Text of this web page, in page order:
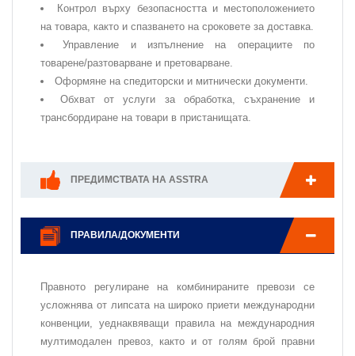
Контрол върху безопасността и местоположението
на товара, както и спазването на сроковете за доставка.
Управление и изпълнение на операциите по
товарене/разтоварване и претоварване.
Оформяне на спедиторски и митнически документи.
Обхват от услуги за обработка, съхранение и
трансбордиране на товари в пристанищата.
ПРЕДИМСТВАТА НА ASSTRA
ПРАВИЛА/ДОКУМЕНТИ
Правното регулиране на комбинираните превози се
усложнява от липсата на широко приети международни
конвенции, уеднаквяващи правила на международния
мултимодален превоз, както и от голям брой правни